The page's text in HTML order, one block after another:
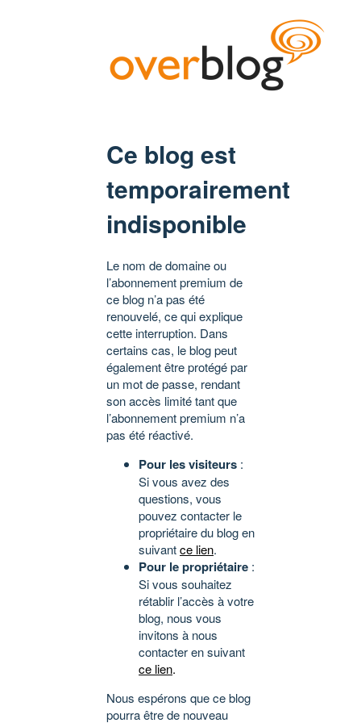
Ce blog est
temporairement
indisponible
Le nom de domaine ou
l’abonnement premium de
ce blog n’a pas été
renouvelé, ce qui explique
cette interruption. Dans
certains cas, le blog peut
également être protégé par
un mot de passe, rendant
son accès limité tant que
l’abonnement premium n’a
pas été réactivé.
Pour les visiteurs :
Si vous avez des
questions, vous
pouvez contacter le
propriétaire du blog en
suivantce lien.
Pour le propriétaire :
Si vous souhaitez
rétablir l’accès à votre
blog, nous vous
invitons à nous
contacter en suivant
ce lien.
Nous espérons que ce blog
pourra être de nouveau